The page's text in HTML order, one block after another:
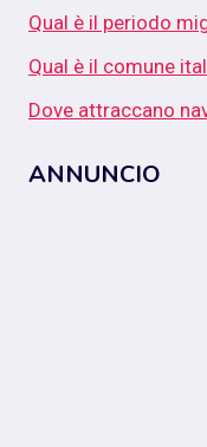
Qual è il periodo
Qual è il comune
Dove attraccano
ANNUNCIO